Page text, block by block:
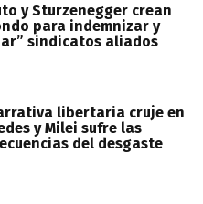
y Sturzenegger crean
para indemnizar y
sindicatos aliados
libertaria cruje en
y Milei sufre las
del desgaste